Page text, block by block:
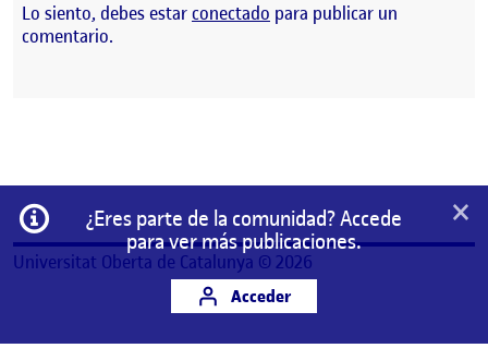
Lo siento, debes estarconectado para publicar un
comentario.
Información
¿Eres parte de la comunidad? Accede
para ver más publicaciones.
Acceder
×
Universitat Oberta de Catalunya © 2026